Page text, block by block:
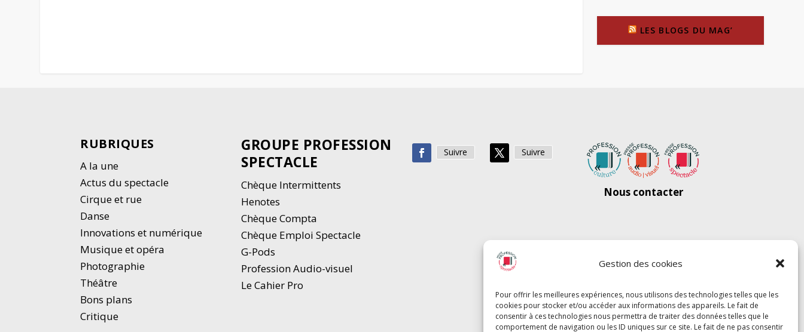
Gestion des cookies
Pour offrir les meilleures expériences, nous utilisons des technologies telles que les
cookies pour stocker et/ou accéder aux informations des appareils. Le fait de
consentir à ces technologies nous permettra de traiter des données telles que le
comportement de navigation ou les ID uniques sur ce site. Le fait de ne pas consentir
LES BLOGS DU MAG’
RUBRIQUES
A la une
Actus du spectacle
Cirque et rue
Danse
Innovations et numérique
Musique et opéra
Photographie
Théâtre
Bons plans
Critique
GROUPE PROFESSION
SPECTACLE
Chèque Intermittents
Henotes
Chèque Compta
Chèque Emploi Spectacle
G-Pods
Profession Audio-visuel
Le Cahier Pro
Suivre Suivre
Nous contacter